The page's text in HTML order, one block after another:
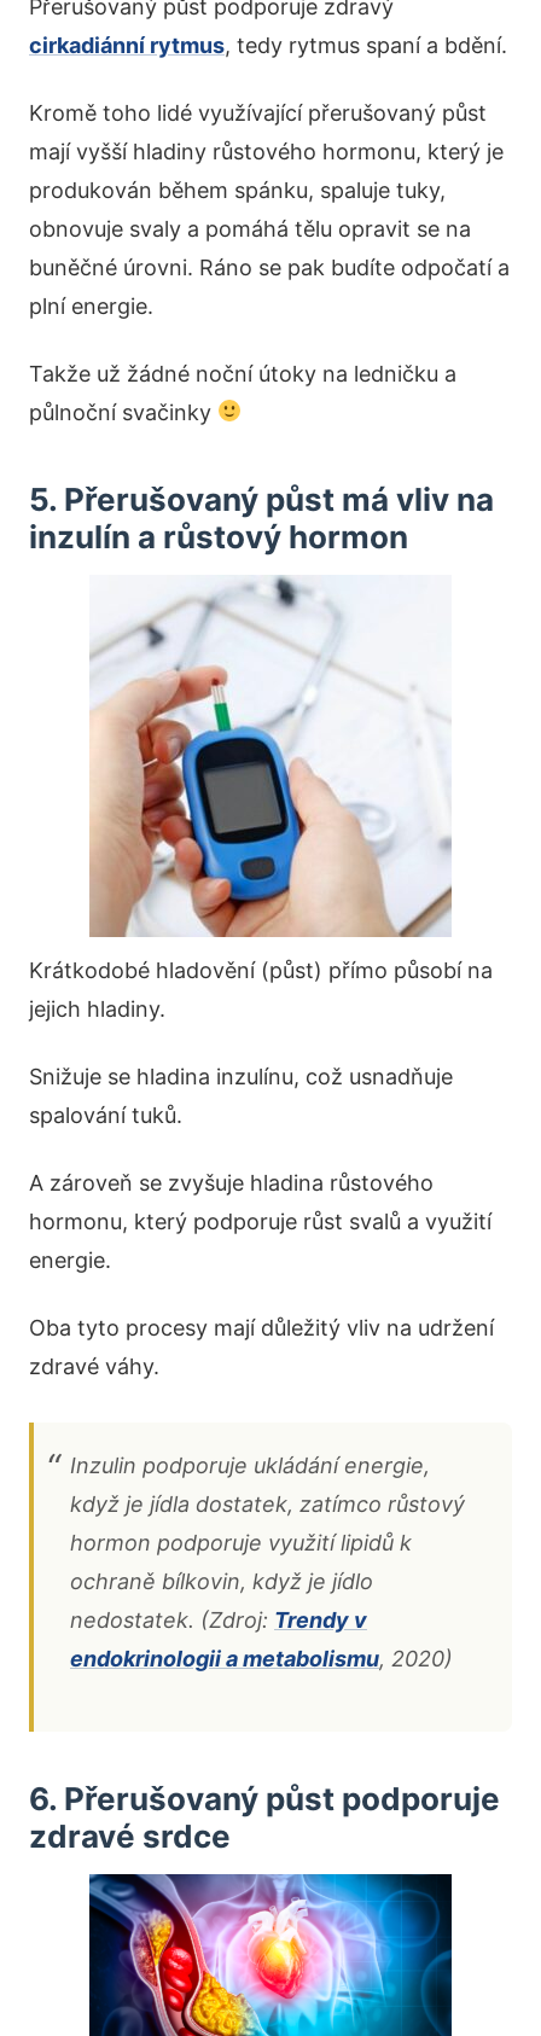
Přerušovaný půst podporuje zdravý
cirkadiánní rytmus, tedy rytmus spaní a bdění.
Kromě toho lidé využívající přerušovaný půst
mají vyšší hladiny růstového hormonu, který je
produkován během spánku, spaluje tuky,
obnovuje svaly a pomáhá tělu opravit se na
buněčné úrovni. Ráno se pak budíte odpočatí a
plní energie.
Takže už žádné noční útoky na ledničku a
půlnoční svačinky
5. Přerušovaný půst má vliv na
inzulín a růstový hormon
Krátkodobé hladovění (půst) přímo působí na
jejich hladiny.
Snižuje se hladina inzulínu, což usnadňuje
spalování tuků.
A zároveň se zvyšuje hladina růstového
hormonu, který podporuje růst svalů a využití
energie.
Oba tyto procesy mají důležitý vliv na udržení
zdravé váhy.
Inzulin podporuje ukládání energie,
když je jídla dostatek, zatímco růstový
hormon podporuje využití lipidů k ​​
ochraně bílkovin, když je jídlo
nedostatek. (Zdroj: Trendy v
endokrinologii a metabolismu, 2020)
6. Přerušovaný půst podporuje
zdravé srdce